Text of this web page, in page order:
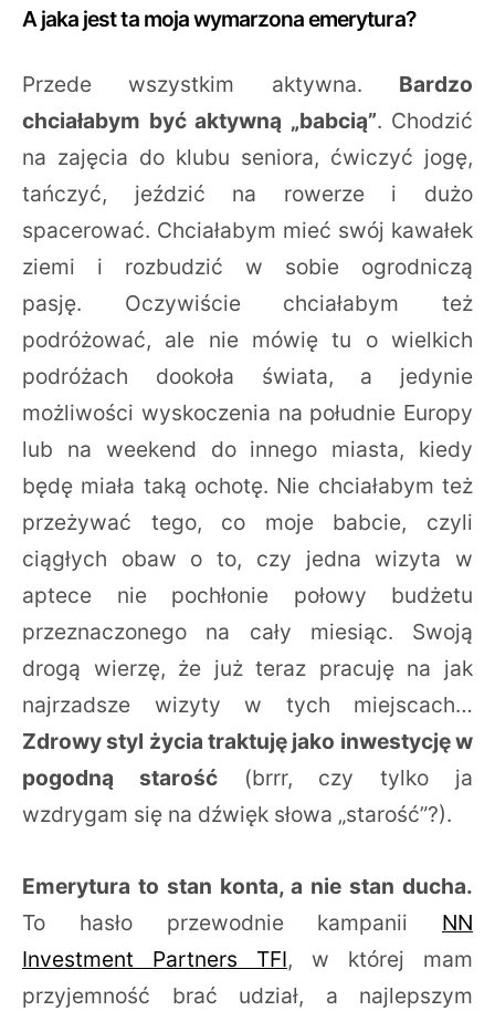
A jaka jest ta moja wymarzona emerytura?
Przede wszystkim aktywna. Bardzo
chciałabym być aktywną „babcią”. Chodzić
na zajęcia do klubu seniora, ćwiczyć jogę,
tańczyć, jeździć na rowerze i dużo
spacerować. Chciałabym mieć swój kawałek
ziemi i rozbudzić w sobie ogrodniczą
pasję. Oczywiście chciałabym też
podróżować, ale nie mówię tu o wielkich
podróżach dookoła świata, a jedynie
możliwości wyskoczenia na południe Europy
lub na weekend do innego miasta, kiedy
będę miała taką ochotę. Nie chciałabym też
przeżywać tego, co moje babcie, czyli
ciągłych obaw o to, czy jedna wizyta w
aptece nie pochłonie połowy budżetu
przeznaczonego na cały miesiąc. Swoją
drogą wierzę, że już teraz pracuję na jak
najrzadsze wizyty w tych miejscach…
Zdrowy styl życia traktuję jako inwestycję w
pogodną starość(brrr, czy tylko ja
wzdrygam się na dźwięk słowa „starość”?).
Emerytura to stan konta, a nie stan ducha.
To hasło przewodnie kampanii NN
Investment Partners TFI, w której mam
przyjemność brać udział, a najlepszym